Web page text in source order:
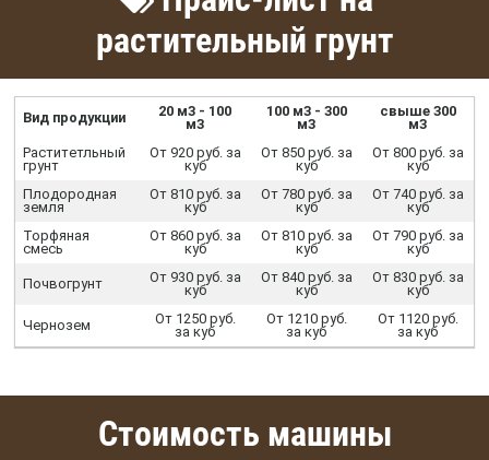
растительный грунт
Вид продукции
20 м3 - 100
м3
100 м3 - 300
м3
свыше 300
м3
Раститетльный
грунт
От 920 руб. за
куб
От 850 руб. за
куб
От 800 руб. за
куб
Плодородная
земля
От 810 руб. за
куб
От 780 руб. за
куб
От 740 руб. за
куб
Торфяная
смесь
От 860 руб. за
куб
От 810 руб. за
куб
От 790 руб. за
куб
Почвогрунт
От 930 руб. за
куб
От 840 руб. за
куб
От 830 руб. за
куб
Чернозем
От 1250 руб.
за куб
От 1210 руб.
за куб
От 1120 руб.
за куб
Стоимость машины